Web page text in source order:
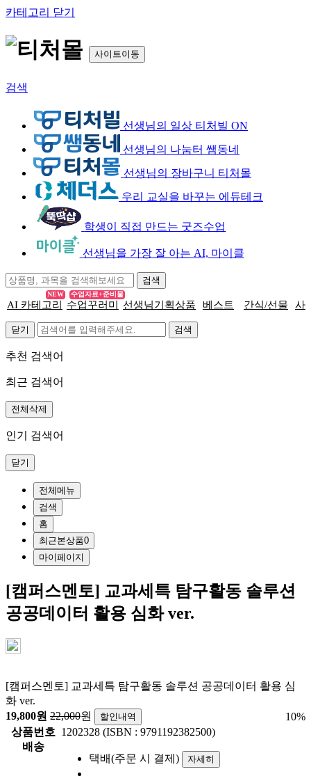
카테고리 닫기
사이트이동
검색
선생님의 일상 티처빌 ON
선생님의 나눔터 쌤동네
선생님의 장바구니 티처몰
우리 교실을 바꾸는 에듀테크
학생이 직접 만드는 굿즈수업
선생님을 가장 잘 아는 AI, 마이클
AI 카테고리
NEW
수업꾸러미
수업자료+준비물
선생님기획상품 베스트 간식/선물 사
닫기
추천 검색어
최근 검색어
전체삭제
인기 검색어
닫기
전체메뉴
검색
홈
최근본상품0
마이페이지
[캠퍼스멘토] 교과세특 탐구활동 솔루션
공공데이터 활용 심화 ver.
[캠퍼스멘토] 교과세특 탐구활동 솔루션 공공데이터 활용 심
화 ver.
19,800원 22,000원 할인내역 10%
상품번호 1202328 (ISBN : 9791192382500)
배송
택배(주문 시 결제)
자세히